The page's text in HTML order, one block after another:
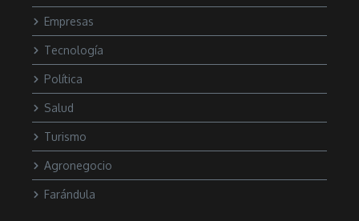
Empresas
Tecnología
Política
Salud
Turismo
Agronegocio
Farándula